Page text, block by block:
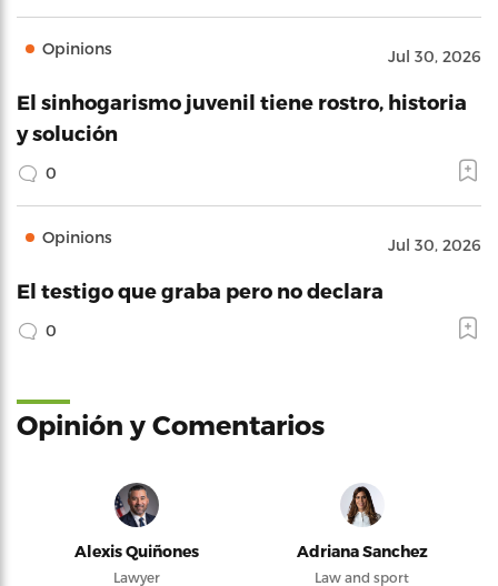
Opinions Jul 30, 2026
El sinhogarismo juvenil tiene rostro, historia
y solución
0
Opinions Jul 30, 2026
El testigo que graba pero no declara
0
Opinión y Comentarios
Alexis Quiñones
Lawyer
Adriana Sanchez
Law and sport